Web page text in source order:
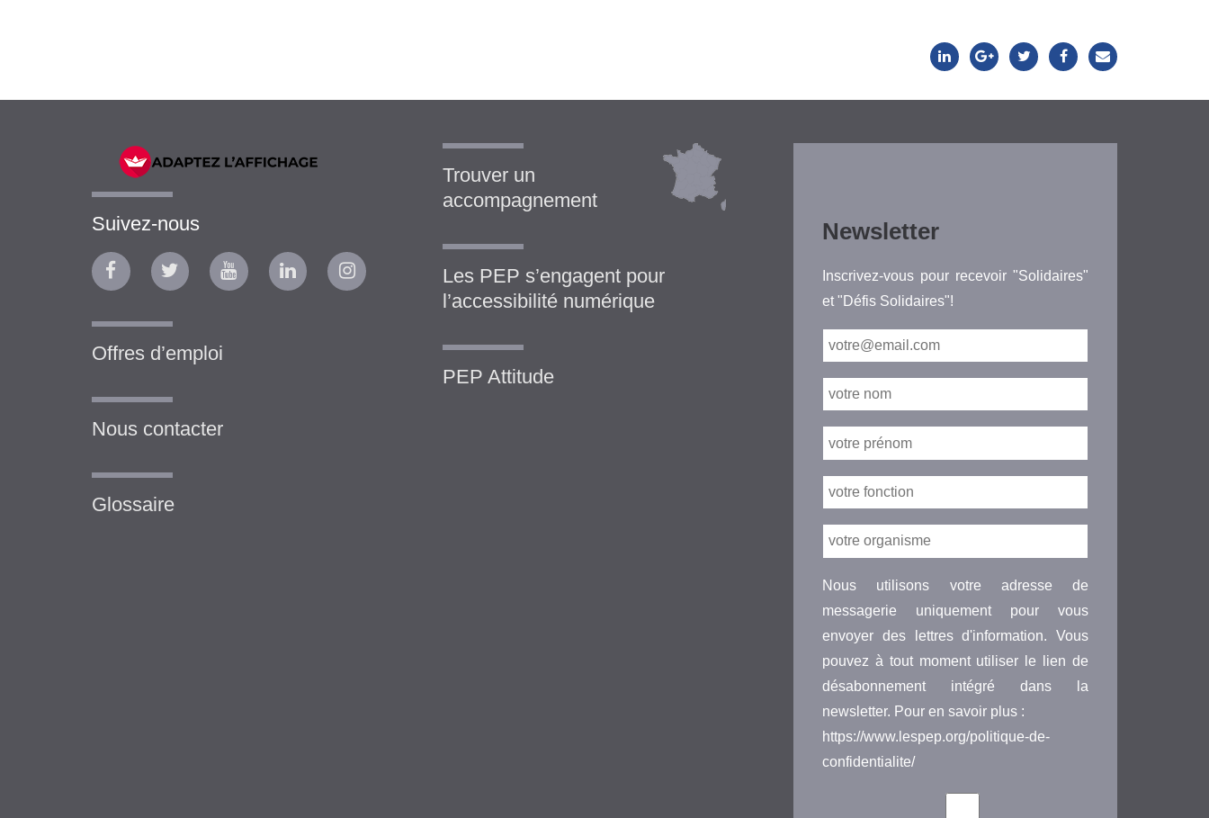
Suivez-nous
Offres d’emploi
Nous contacter
Glossaire
Trouver un
accompagnement
Les PEP s’engagent pour
l’accessibilité numérique
PEP Attitude
Newsletter
Inscrivez-vous pour recevoir "Solidaires"
et "Défis Solidaires"!
Nous utilisons votre adresse de
messagerie uniquement pour vous
envoyer des lettres d'information. Vous
pouvez à tout moment utiliser le lien de
désabonnement intégré dans la
newsletter. Pour en savoir plus :
https://www.lespep.org/politique-de-
confidentialite/